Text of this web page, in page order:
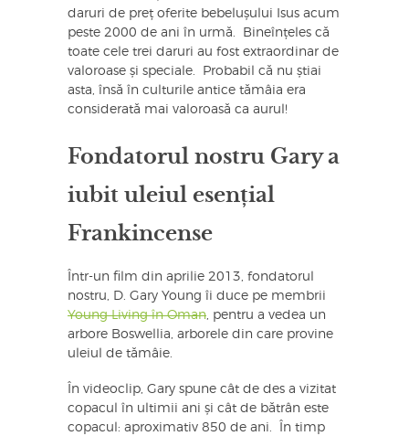
daruri de preț oferite bebelușului Isus acum
peste 2000 de ani în urmă. Bineînțeles că
toate cele trei daruri au fost extraordinar de
valoroase și speciale. Probabil că nu știai
asta, însă în culturile antice tămâia era
considerată mai valoroasă ca aurul!
Fondatorul nostru Gary a
iubit uleiul esențial
Frankincense
Într-un film din aprilie 2013, fondatorul
nostru, D. Gary Young îi duce pe membrii
Young Living în Oman , pentru a vedea un
arbore Boswellia, arborele din care provine
uleiul de tămâie.
În videoclip, Gary spune cât de des a vizitat
copacul în ultimii ani și cât de bătrân este
copacul: aproximativ 850 de ani. În timp